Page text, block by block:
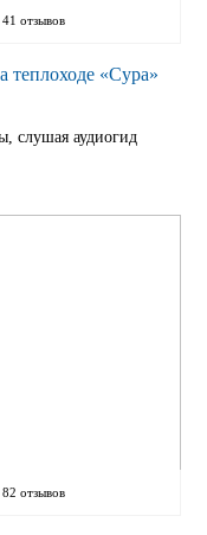
41 отзывов
теплоходе «Сура»
слушая аудиогид
82 отзывов